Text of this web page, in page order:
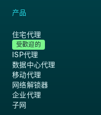
产品
住宅代理
受歡迎的
ISP代理
数据中心代理
移动代理
网络解锁器
企业代理
子网